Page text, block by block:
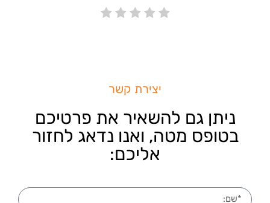
יצירת קשר
ניתן גם להשאיר את פרטיכם
בטופס מטה, ואנו נדאג לחזור
אליכם: